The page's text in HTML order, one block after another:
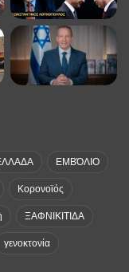
ΕΜΒΌΛΙΟ
Κορονοϊός
ΞΑΦΝΙΚΙΤΙΔΑ
γενοκτονία